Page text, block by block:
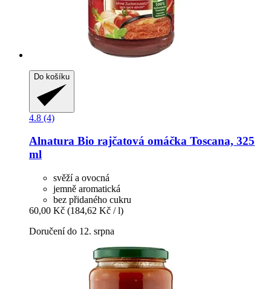
Do košíku
4.8 (4)
Alnatura Bio rajčatová omáčka Toscana, 325
ml
svěží a ovocná
jemně aromatická
bez přidaného cukru
60,00 Kč (184,62 Kč / l)
Doručení do 12. srpna